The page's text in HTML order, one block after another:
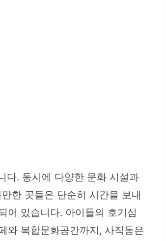
다. 동시에 다양한 문화 시설과
한 곳들은 단순히 시간을 보내
어 있습니다. 아이들의 호기심
와 복합문화공간까지, 사직동은